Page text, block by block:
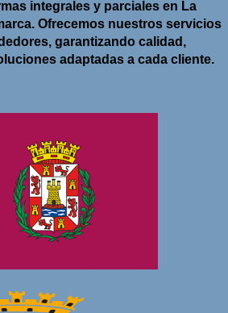
integrales y parciales en La
Ofrecemos nuestros servicios
, garantizando calidad,
adaptadas a cada cliente.